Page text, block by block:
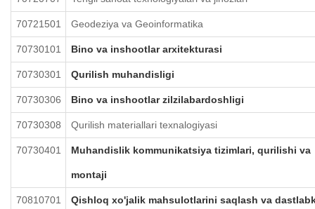
70721501 Geodeziya va Geoinformatika
70730101 Bino va inshootlar arxitekturasi
70730301 Qurilish muhandisligi
70730306 Bino va inshootlar zilzilabardoshligi
70730308 Qurilish materiallari texnalogiyasi
70730401 Muhandislik kommunikatsiya tizimlari, qurilishi va
montaji
70810701 Qishloq xo'jalik mahsulotlarini saqlash va